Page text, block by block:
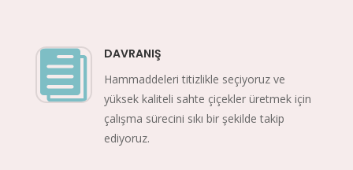
 DAVRANIŞ
Hammaddeleri titizlikle seçiyoruz ve
yüksek kaliteli sahte çiçekler üretmek için
çalışma sürecini sıkı bir şekilde takip
ediyoruz.